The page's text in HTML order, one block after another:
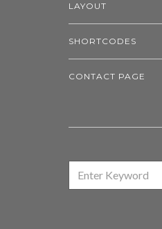
LAYOUT
SHORTCODES
CONTACT PAGE
FOR: